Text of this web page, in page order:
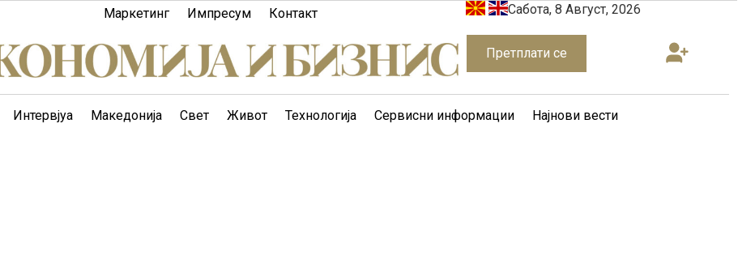
Маркетинг Импресум Контакт Сабота, 8 Август, 2026
Претплати се
Интервјуа Македонија Свет Живот Технологија Сервисни информации Најнови вести